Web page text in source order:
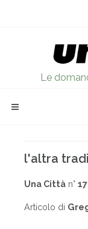
Le
l'altra
Una Città n°
Articolo di